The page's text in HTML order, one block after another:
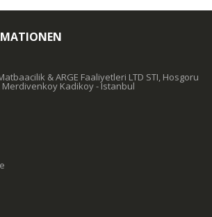
& ARGE Faaliyetleri LTD STI, Hosgoru
Merdivenkoy Kadikoy - Istanbul